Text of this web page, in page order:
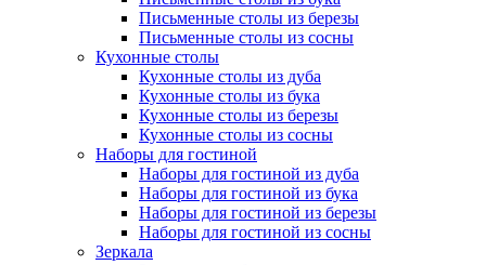
Письменные столы из березы
Письменные столы из сосны
Кухонные столы
Кухонные столы из дуба
Кухонные столы из бука
Кухонные столы из березы
Кухонные столы из сосны
Наборы для гостиной
Наборы для гостиной из дуба
Наборы для гостиной из бука
Наборы для гостиной из березы
Наборы для гостиной из сосны
Зеркала